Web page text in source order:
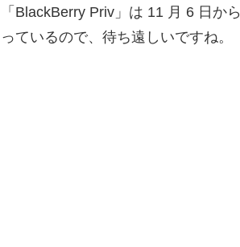
「BlackBerry Priv」は 11 月 6 日
っているので、待ち遠しいですね。